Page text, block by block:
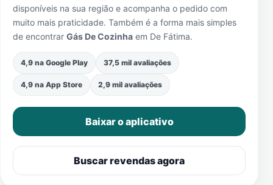
disponíveis na sua região e acompanha o pedido com
muito mais praticidade. Também é a forma mais simples
de encontrar Gás De Cozinha em De Fátima.
4,9 na Google Play 37,5 mil avaliações
4,9 na App Store 2,9 mil avaliações
Baixar o aplicativo
Buscar revendas agora